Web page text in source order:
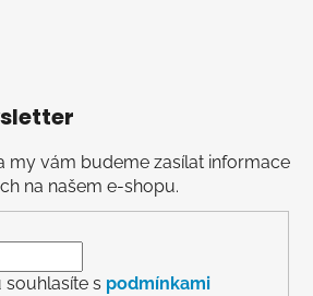
my vám budeme zasílat informace
na našem e-shopu.
s podmínkami